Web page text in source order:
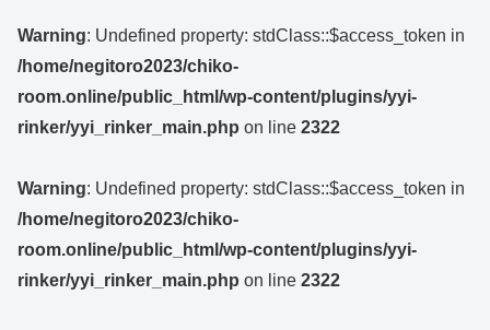
Warning: Undefined property: stdClass::$access_token in
/home/negitoro2023/chiko-
room.online/public_html/wp-content/plugins/yyi-
rinker/yyi_rinker_main.php on line 2322
Warning: Undefined property: stdClass::$access_token in
/home/negitoro2023/chiko-
room.online/public_html/wp-content/plugins/yyi-
rinker/yyi_rinker_main.php on line 2322